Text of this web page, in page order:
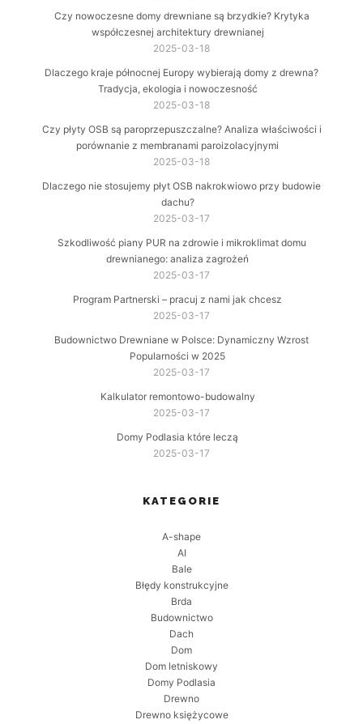
Czy nowoczesne domy drewniane są brzydkie? Krytyka
współczesnej architektury drewnianej
2025-03-18
Dlaczego kraje północnej Europy wybierają domy z drewna?
Tradycja, ekologia i nowoczesność
2025-03-18
Czy płyty OSB są paroprzepuszczalne? Analiza właściwości i
porównanie z membranami paroizolacyjnymi
2025-03-18
Dlaczego nie stosujemy płyt OSB nakrokwiowo przy budowie
dachu?
2025-03-17
Szkodliwość piany PUR na zdrowie i mikroklimat domu
drewnianego: analiza zagrożeń
2025-03-17
Program Partnerski – pracuj z nami jak chcesz
2025-03-17
Budownictwo Drewniane w Polsce: Dynamiczny Wzrost
Popularności w 2025
2025-03-17
Kalkulator remontowo-budowalny
2025-03-17
Domy Podlasia które leczą
2025-03-17
KATEGORIE
A-shape
AI
Bale
Błędy konstrukcyjne
Brda
Budownictwo
Dach
Dom
Dom letniskowy
Domy Podlasia
Drewno
Drewno księżycowe